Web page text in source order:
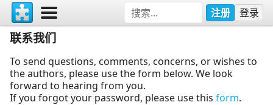
注册 登录
联系我们
To send questions, comments, concerns, or wishes to
the authors, please use the form below. We look
forward to hearing from you.
If you forgot your password, please use this form.